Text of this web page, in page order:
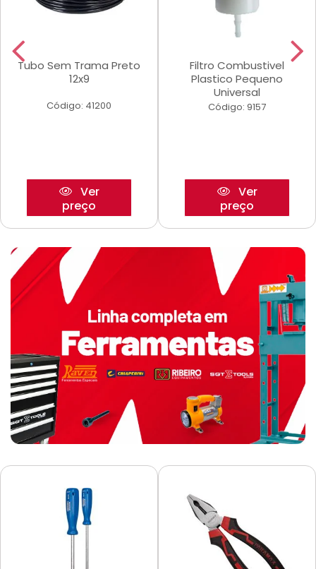
Tubo Sem Trama Preto
12x9
Código: 41200
Ver
preço
Filtro Combustivel
Plastico Pequeno
Universal
Código: 9157
Ver
preço